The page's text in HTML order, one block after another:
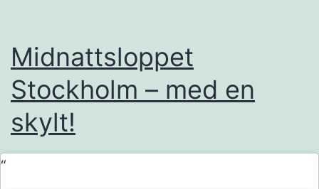
Midnattsloppet
Stockholm – med en
skylt!